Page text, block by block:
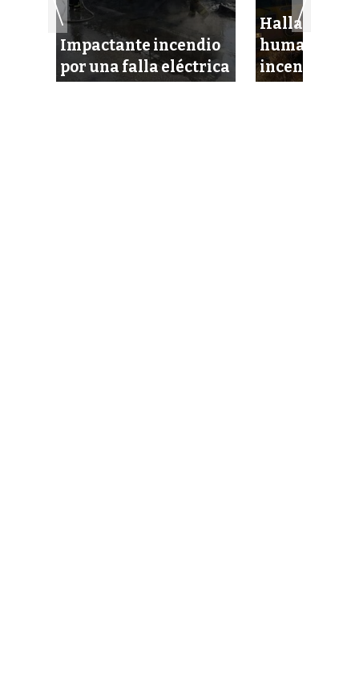
Impactante incendio
por una falla eléctrica
Hallan
humanos
incendiado